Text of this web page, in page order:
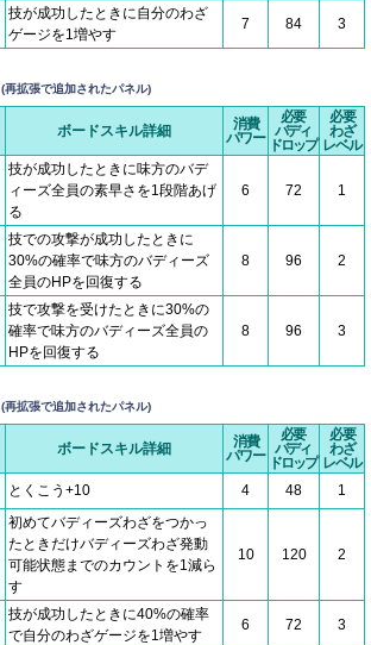
技が成功したときに自分のわざ
ゲージを1増やす
7 84 3
(再拡張で追加されたパネル)
ボードスキル詳細
消費
パワー
必要
バディ
ドロップ
必要
わざ
レベル
技が成功したときに味方のバデ
ィーズ全員の素早さを1段階あげ
る
6 72 1
技での攻撃が成功したときに
30%の確率で味方のバディーズ
全員のHPを回復する
8 96 2
技で攻撃を受けたときに30%の
確率で味方のバディーズ全員の
HPを回復する
8 96 3
(再拡張で追加されたパネル)
ボードスキル詳細
消費
パワー
必要
バディ
ドロップ
必要
わざ
レベル
とくこう+10 4 48 1
初めてバディーズわざをつかっ
たときだけバディーズわざ発動
可能状態までのカウントを1減ら
す
10 120 2
技が成功したときに40%の確率
で自分のわざゲージを1増やす
6 72 3